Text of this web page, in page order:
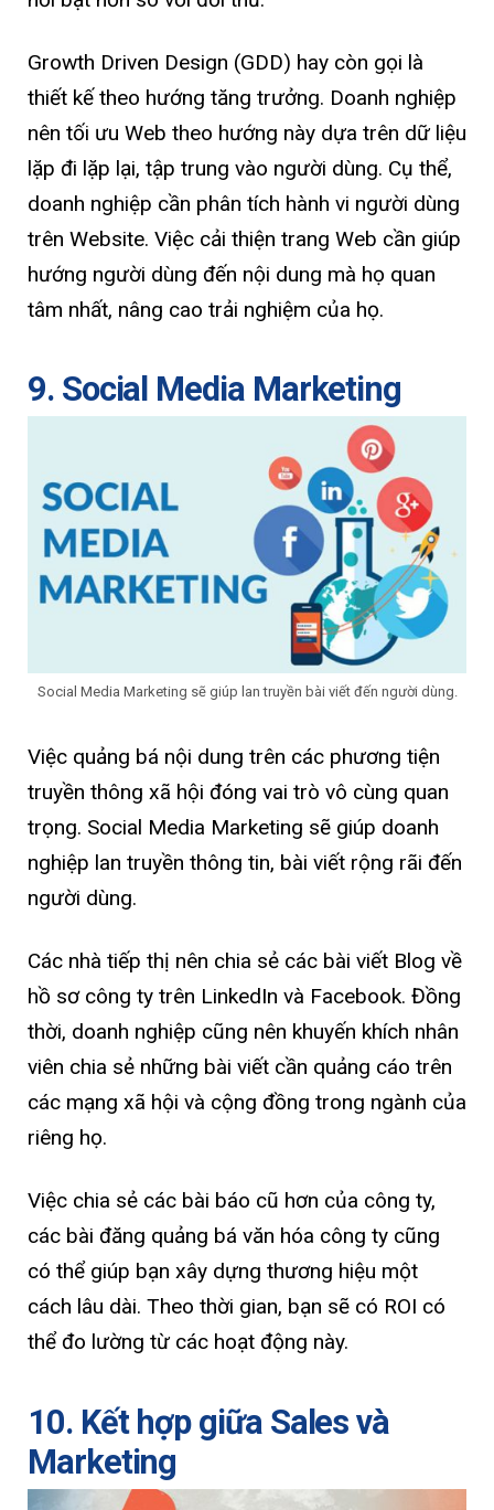
Growth Driven Design (GDD) hay còn gọi là
thiết kế theo hướng tăng trưởng. Doanh nghiệp
nên tối ưu Web theo hướng này dựa trên dữ liệu
lặp đi lặp lại, tập trung vào người dùng. Cụ thể,
doanh nghiệp cần phân tích hành vi người dùng
trên Website. Việc cải thiện trang Web cần giúp
hướng người dùng đến nội dung mà họ quan
tâm nhất, nâng cao trải nghiệm của họ.
9. Social Media Marketing
Social Media Marketing sẽ giúp lan truyền bài viết đến người dùng.
Việc quảng bá nội dung trên các phương tiện
truyền thông xã hội đóng vai trò vô cùng quan
trọng. Social Media Marketing sẽ giúp doanh
nghiệp lan truyền thông tin, bài viết rộng rãi đến
người dùng.
Các nhà tiếp thị nên chia sẻ các bài viết Blog về
hồ sơ công ty trên LinkedIn và Facebook. Đồng
thời, doanh nghiệp cũng nên khuyến khích nhân
viên chia sẻ những bài viết cần quảng cáo trên
các mạng xã hội và cộng đồng trong ngành của
riêng họ.
Việc chia sẻ các bài báo cũ hơn của công ty,
các bài đăng quảng bá văn hóa công ty cũng
có thể giúp bạn xây dựng thương hiệu một
cách lâu dài. Theo thời gian, bạn sẽ có ROI có
thể đo lường từ các hoạt động này.
10. Kết hợp giữa Sales và
Marketing